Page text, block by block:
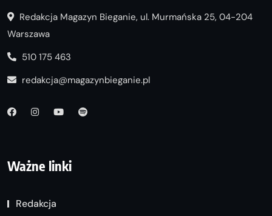
Redakcja Magazyn Bieganie, ul. Murmańska 25, 04-204
Warszawa
510 175 463
redakcja@magazynbieganie.pl
Ważne linki
Redakcja